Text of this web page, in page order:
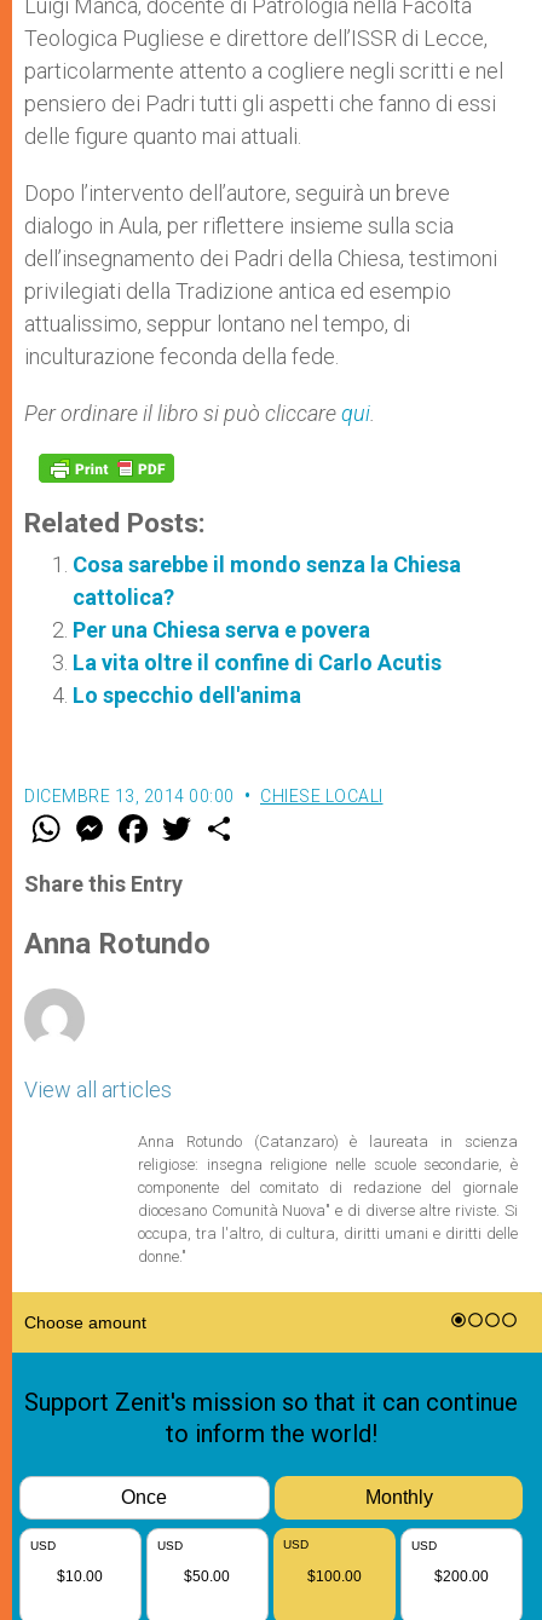
Luigi Manca, docente di Patrologia nella Facoltà
Teologica Pugliese e direttore dell’ISSR di Lecce,
particolarmente attento a cogliere negli scritti e nel
pensiero dei Padri tutti gli aspetti che fanno di essi
delle figure quanto mai attuali.
Dopo l’intervento dell’autore, seguirà un breve
dialogo in Aula, per riflettere insieme sulla scia
dell’insegnamento dei Padri della Chiesa, testimoni
privilegiati della Tradizione antica ed esempio
attualissimo, seppur lontano nel tempo, di
inculturazione feconda della fede.
Per ordinare il libro si può cliccarequi
Related Posts:
Cosa sarebbe il mondo senza la Chiesa
cattolica?
Per una Chiesa serva e povera
La vita oltre il confine di Carlo Acutis
Lo specchio dell'anima
DICEMBRE 13, 2014 00:00 CHIESE LOCALI
W
t
s
p
p
M
e
s
e
g
e
F
a
e
b
o
k
w
r
Share this Entry
Anna Rotundo
View all articles
Anna Rotundo (Catanzaro) è laureata in scienza
religiose: insegna religione nelle scuole secondarie, è
componente del comitato di redazione del giornale
diocesano Comunità Nuova" e di diverse altre riviste. Si
occupa, tra l'altro, di cultura, diritti umani e diritti delle
donne."